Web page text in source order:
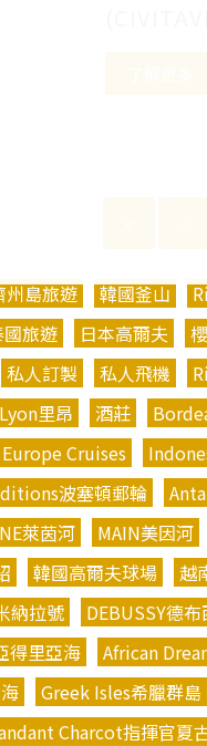
州島旅遊 韓國釜山
旅遊 日本高爾夫
私人訂製 私人飛機
Lyon里昂 酒莊
Cruises
波塞頓郵輪
萊茵河 MAIN美因河
韓國高爾夫球場 越
納拉號 DEBUSSY德
得里亞海 African
Greek Isles希臘群島
Charcot指揮官夏